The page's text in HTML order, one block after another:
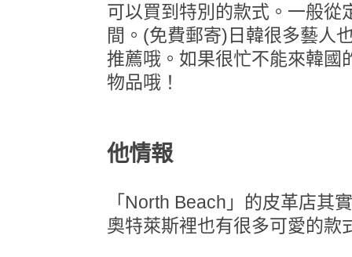
可以買到特別的款式。一般從
間。(免費郵寄)日韓很多藝人
推薦哦。如果很忙不能來韓國
物品哦！
他情報
「North Beach」的皮革店其
奧特萊斯裡也有很多可愛的款